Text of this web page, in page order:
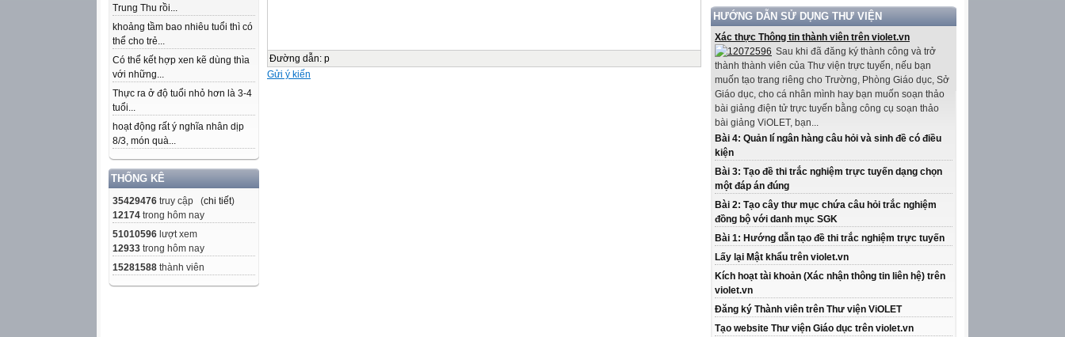
Trung Thu rồi...
khoảng tầm bao nhiêu tuổi thì có
thể cho trẻ...
Có thể kết hợp xen kẽ dùng thìa
với những...
Thực ra ở độ tuổi nhỏ hơn là 3-4
tuổi...
hoạt động rất ý nghĩa nhân dịp
8/3, món quà...
THỐNG KÊ
35429476 truy cập (chi tiết)
12174 trong hôm nay
51010596 lượt xem
12933 trong hôm nay
15281588 thành viên
HƯỚNG DẪN SỬ DỤNG THƯ VIỆN
Xác thực Thông tin thành viên trên violet.vn
Sau khi đã đăng ký thành công và trở
thành thành viên của Thư viện trực tuyến, nếu bạn
muốn tạo trang riêng cho Trường, Phòng Giáo dục, Sở
Giáo dục, cho cá nhân mình hay bạn muốn soạn thảo
bài giảng điện tử trực tuyến bằng công cụ soạn thảo
bài giảng ViOLET, bạn...
Bài 4: Quản lí ngân hàng câu hỏi và sinh đề có điều
kiện
Bài 3: Tạo đề thi trắc nghiệm trực tuyến dạng chọn
một đáp án đúng
Bài 2: Tạo cây thư mục chứa câu hỏi trắc nghiệm
đồng bộ với danh mục SGK
Bài 1: Hướng dẫn tạo đề thi trắc nghiệm trực tuyến
Lấy lại Mật khẩu trên violet.vn
Kích hoạt tài khoản (Xác nhận thông tin liên hệ) trên
violet.vn
Đăng ký Thành viên trên Thư viện ViOLET
Tạo website Thư viện Giáo dục trên violet.vn
Đường dẫn: p
Gửi ý kiến